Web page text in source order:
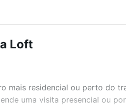
Loft
mais residencial ou perto do
uma visita presencial ou por